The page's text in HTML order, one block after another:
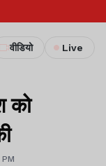
वीडियो Live
को